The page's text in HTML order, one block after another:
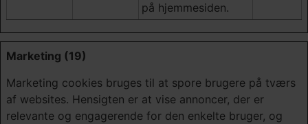
på hjemmesiden.
Marketing (19)
Marketing cookies bruges til at spore brugere på tværs
af websites. Hensigten er at vise annoncer, der er
relevante og engagerende for den enkelte bruger, og